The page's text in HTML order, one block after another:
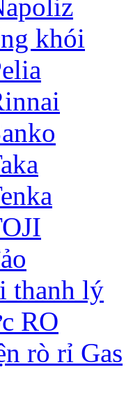
khói
thanh lý
RO
rò rỉ Gas